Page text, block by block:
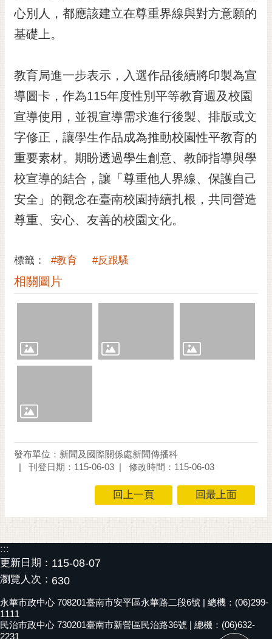
心別人，都應該建立在尊重界線與對方意願的
基礎上。
教育局進一步表示，入選作品後續將印製為宣
導圖卡，作為115年度性別平等教育週及校園
宣導使用，並視宣導需求進行後製、排版或文
字修正，讓學生作品成為推動校園性平教育的
重要素材。期盼透過學生創意、教師指導與學
校宣導的結合，讓「尊重他人界線、保護自己
安全」的觀念在臺南校園持續扎根，共同營造
尊重、安心、友善的校園文化。
標籤： #教育 #反跟騷
相關圖片
發布單位：新聞及國際關係處新聞傳播科
刊登日期：115-06-03
修改時間：115-06-03
回上一頁 回最上面
:::
更新日期： 115-08-07
瀏覽人次： 630
永華市政中心 708201臺南市安平區永華路二段6號 | 總機：(06)299-
1111
民治市政中心 730201臺南市新營區民治路36號 | 總機：(06)632-
2231